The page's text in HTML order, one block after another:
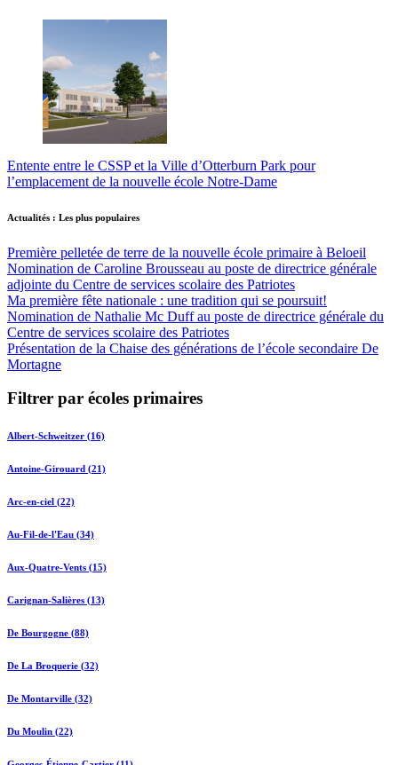
Entente entre le CSSP et la Ville d’Otterburn Park pour
l’emplacement de la nouvelle école Notre-Dame
Actualités : Les plus populaires
Première pelletée de terre de la nouvelle école primaire à Beloeil
Nomination de Caroline Brousseau au poste de directrice générale
adjointe du Centre de services scolaire des Patriotes
Ma première fête nationale : une tradition qui se poursuit!
Nomination de Nathalie Mc Duff au poste de directrice générale du
Centre de services scolaire des Patriotes
Présentation de la Chaise des générations de l’école secondaire De
Mortagne
Filtrer par écoles primaires
Albert-Schweitzer (16)
Antoine-Girouard (21)
Arc-en-ciel (22)
Au-Fil-de-l'Eau (34)
Aux-Quatre-Vents (15)
Carignan-Salières (13)
De Bourgogne (88)
De La Broquerie (32)
De Montarville (32)
Du Moulin (22)